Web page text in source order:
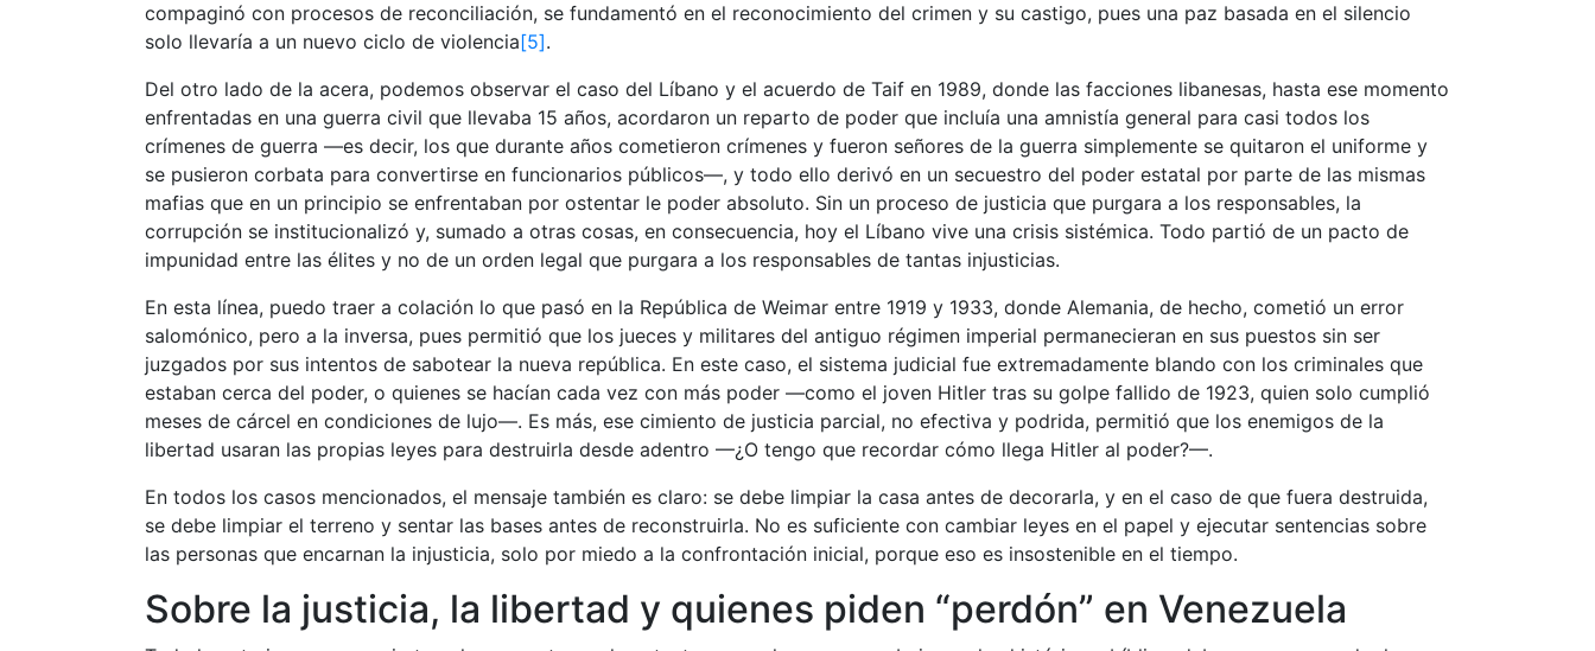
compaginó con procesos de reconciliación, se fundamentó en el reconocimiento del crimen y su castigo, pues una paz basada en el silencio
solo llevaría a un nuevo ciclo de violencia[5].
Del otro lado de la acera, podemos observar el caso del Líbano y el acuerdo de Taif en 1989, donde las facciones libanesas, hasta ese momento
enfrentadas en una guerra civil que llevaba 15 años, acordaron un reparto de poder que incluía una amnistía general para casi todos los
crímenes de guerra —es decir, los que durante años cometieron crímenes y fueron señores de la guerra simplemente se quitaron el uniforme y
se pusieron corbata para convertirse en funcionarios públicos—, y todo ello derivó en un secuestro del poder estatal por parte de las mismas
mafias que en un principio se enfrentaban por ostentar le poder absoluto. Sin un proceso de justicia que purgara a los responsables, la
corrupción se institucionalizó y, sumado a otras cosas, en consecuencia, hoy el Líbano vive una crisis sistémica. Todo partió de un pacto de
impunidad entre las élites y no de un orden legal que purgara a los responsables de tantas injusticias.
En esta línea, puedo traer a colación lo que pasó en la República de Weimar entre 1919 y 1933, donde Alemania, de hecho, cometió un error
salomónico, pero a la inversa, pues permitió que los jueces y militares del antiguo régimen imperial permanecieran en sus puestos sin ser
juzgados por sus intentos de sabotear la nueva república. En este caso, el sistema judicial fue extremadamente blando con los criminales que
estaban cerca del poder, o quienes se hacían cada vez con más poder —como el joven Hitler tras su golpe fallido de 1923, quien solo cumplió
meses de cárcel en condiciones de lujo—. Es más, ese cimiento de justicia parcial, no efectiva y podrida, permitió que los enemigos de la
libertad usaran las propias leyes para destruirla desde adentro —¿O tengo que recordar cómo llega Hitler al poder?—.
En todos los casos mencionados, el mensaje también es claro: se debe limpiar la casa antes de decorarla, y en el caso de que fuera destruida,
se debe limpiar el terreno y sentar las bases antes de reconstruirla. No es suficiente con cambiar leyes en el papel y ejecutar sentencias sobre
las personas que encarnan la injusticia, solo por miedo a la confrontación inicial, porque eso es insostenible en el tiempo.
Sobre la justicia, la libertad y quienes piden “perdón” en Venezuela